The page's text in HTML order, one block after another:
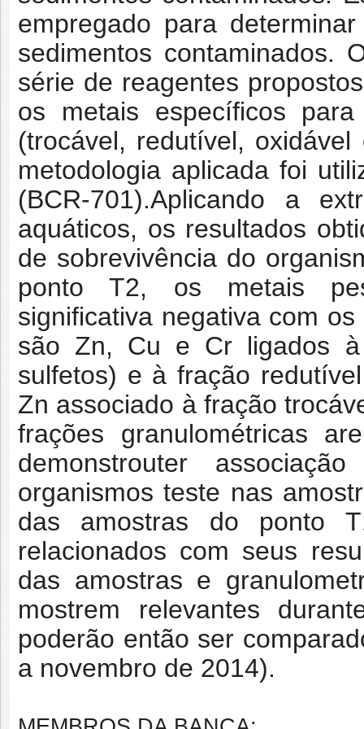
empregado para
sedimentos contaminados.
série de reagentes
os metais específicos
(trocável, redutível,
metodologia aplicada foi
(BCR-701).Aplicando a
aquáticos, os resultados
de sobrevivência do
ponto T2, os metais
significativa negativa com
são Zn, Cu e Cr ligados à
sulfetos) e à fração
Zn associado à fração
frações granulométricas
demonstrouter
organismos teste nas
das amostras do ponto
relacionados com seus
das amostras e
mostrem relevantes
poderão então ser
a novembro de 2014).